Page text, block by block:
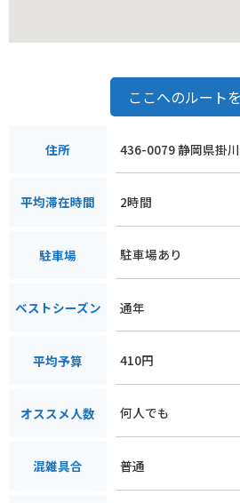
ここへのルート
住所 436-0079 静岡県掛
平均滞在時間 2時間
駐車場 駐車場あり
ベストシーズン 通年
平均予算 410円
オススメ人数 何人でも
混雑具合 普通